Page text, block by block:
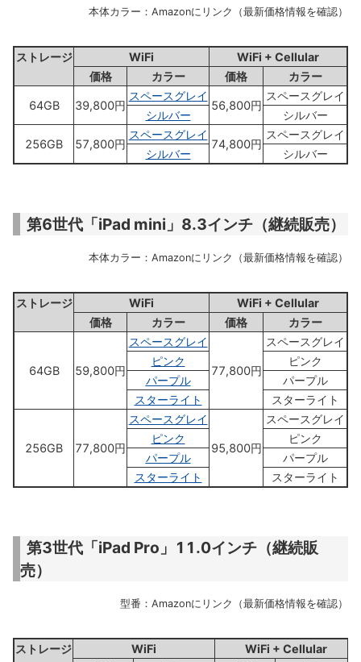
本体カラー：Amazonにリンク（最新価格情報を確認）
ストレージ WiFi
WiFi + Cellular
価格
カラー 価格 カラー
64GB 39,800円
スペースグレイ
56,800円
スペースグレイ
シルバー
シルバー
256GB 57,800円
スペースグレイ
74,800円
スペースグレイ
シルバー
シルバー
第6世代「iPad mini」8.3インチ（継続販売）
本体カラー：Amazonにリンク（最新価格情報を確認）
ストレージ WiFi
WiFi + Cellular
価格
カラー 価格 カラー
64GB 59,800円
スペースグレイ
77,800円
スペースグレイ
ピンク
ピンク
パープル
パープル
スターライト
スターライト
256GB 77,800円
スペースグレイ
95,800円
スペースグレイ
ピンク
ピンク
パープル
パープル
スターライト
スターライト
第3世代「iPad Pro」11.0インチ（継続販
売）
型番：Amazonにリンク（最新価格情報を確認）
ストレージ WiFi
WiFi + Cellular